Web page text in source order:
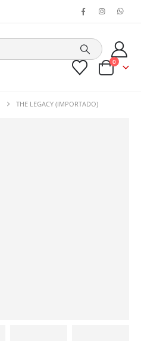
0
THE LEGACY (IMPORTADO)